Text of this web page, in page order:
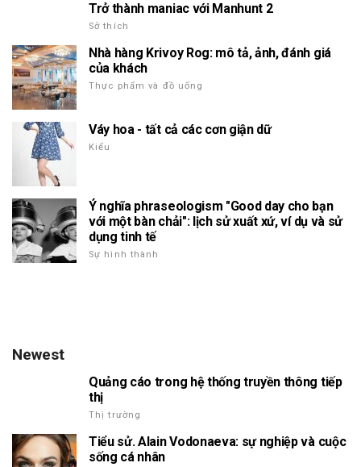
Trở thành maniac với Manhunt 2
Sở thích
Nhà hàng Krivoy Rog: mô tả, ảnh, đánh giá
của khách
Thực phẩm và đồ uống
Váy hoa - tất cả các cơn giận dữ
Kiểu
Ý nghĩa phraseologism "Good day cho bạn
với một bàn chải": lịch sử xuất xứ, ví dụ và sử
dụng tinh tế
Sự hình thành
Newest
Quảng cáo trong hệ thống truyền thông tiếp
thị
Thị trường
Tiểu sử. Alain Vodonaeva: sự nghiệp và cuộc
sống cá nhân